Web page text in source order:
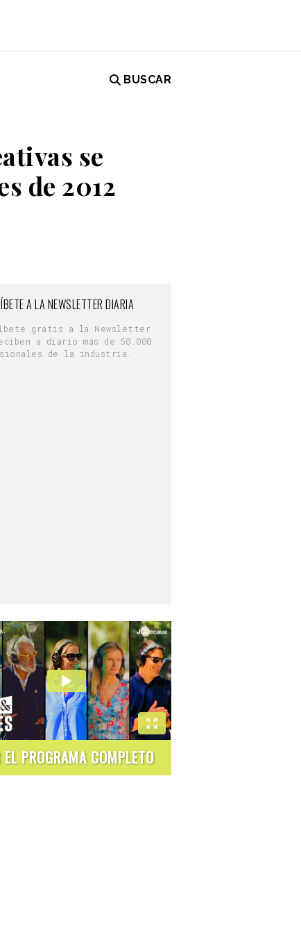
BUSCAR
se
de 2012
A LA NEWSLETTER DIARIA
gratis a la Newsletter
a diario más de 50.000
de la industria.
EL PROGRAMA COMPLETO